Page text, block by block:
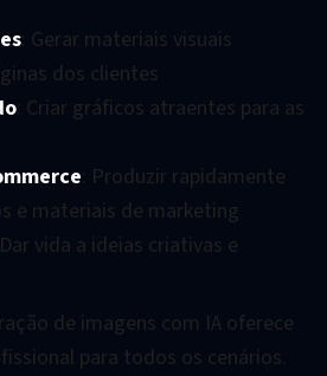
: Gerar materiais visuais
dos clientes
: Criar gráficos atraentes para as
: Produzir rapidamente
e materiais de marketing
vida a ideias criativas e
de imagens com IA oferece
para todos os cenários.